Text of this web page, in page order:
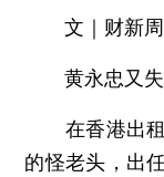
文｜财新
黄永忠又失
在香港出租
的怪老头，出